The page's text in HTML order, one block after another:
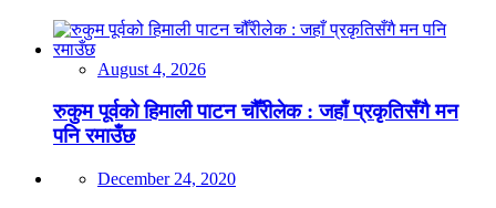
August 4, 2026
रुकुम पूर्वको हिमाली पाटन चौँरीलेक : जहाँ प्रकृतिसँगै मन
पनि रमाउँछ
December 24, 2020